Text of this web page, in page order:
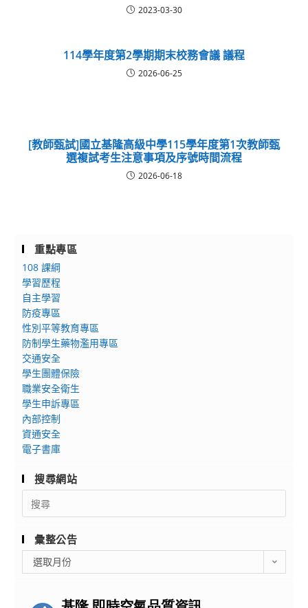
2023-03-30
114學年度第2學期期末校務會議 議程
2026-06-25
[教師甄試]國立基隆高級中學115學年度第1次教師甄
選複試考生注意事項及序號時間流程
2026-06-18
重點專區
108 課綱
學習歷程
自主學習
防疫專區
性別平等教育專區
防制學生藥物濫用專區
交通安全
學生團體保險
職業安全衛生
學生申訴專區
內部控制
資通安全
電子書庫
搜尋網站
Search
for:
彙整公告
整
選取月份